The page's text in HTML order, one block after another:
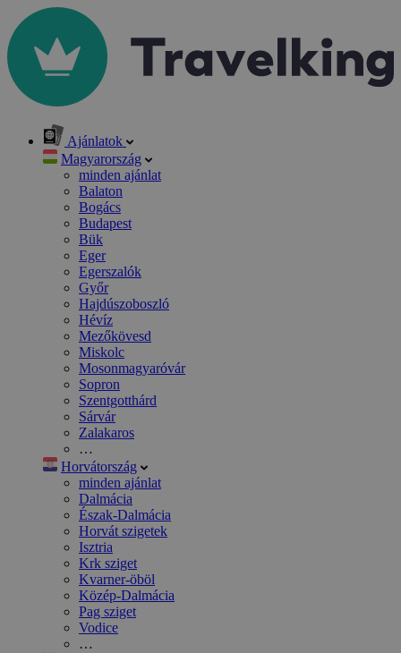
Ajánlatok
Magyarország
minden ajánlat
Balaton
Bogács
Budapest
Bük
Eger
Egerszalók
Győr
Hajdúszoboszló
Hévíz
Mezőkövesd
Miskolc
Mosonmagyaróvár
Sopron
Szentgotthárd
Sárvár
Zalakaros
…
Horvátország
minden ajánlat
Dalmácia
Észak-Dalmácia
Horvát szigetek
Isztria
Krk sziget
Kvarner-öböl
Közép-Dalmácia
Pag sziget
Vodice
…